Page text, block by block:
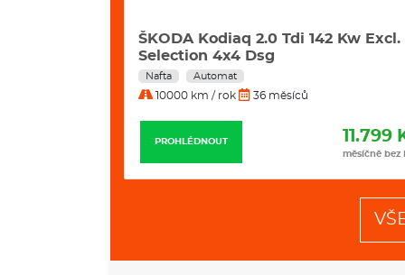
ŠKODA Kodiaq RS 2.0 Tsi 195 Kw
Dsg automat
Benzín Automat
10000 km / rok 36 měsíců
PROHLÉDNOUT 12.235
měsíčně bez